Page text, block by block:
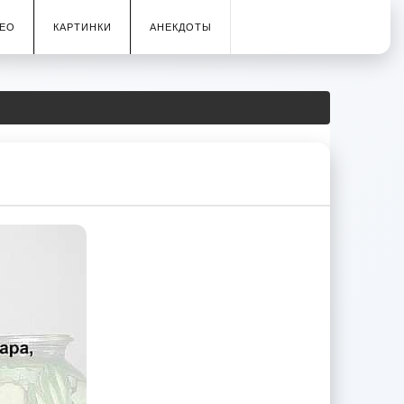
КАРТИНКИ АНЕКДОТЫ